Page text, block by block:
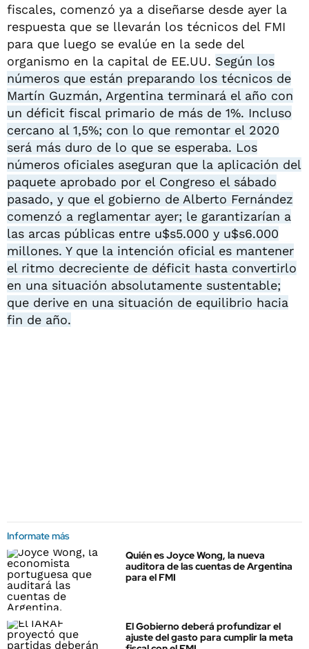
fiscales, comenzó ya a diseñarse desde ayer la
respuesta que se llevarán los técnicos del FMI
para que luego se evalúe en la sede del
organismo en la capital de EE.UU. Según los
números que están preparando los técnicos de
Martín Guzmán, Argentina terminará el año con
un déficit fiscal primario de más de 1%. Incluso
cercano al 1,5%; con lo que remontar el 2020
será más duro de lo que se esperaba. Los
números oficiales aseguran que la aplicación del
paquete aprobado por el Congreso el sábado
pasado, y que el gobierno de Alberto Fernández
comenzó a reglamentar ayer; le garantizarían a
las arcas públicas entre u$s5.000 y u$s6.000
millones. Y que la intención oficial es mantener
el ritmo decreciente de déficit hasta convertirlo
en una situación absolutamente sustentable;
que derive en una situación de equilibrio hacia
fin de año.
Informate más
Quién es Joyce Wong, la nueva
auditora de las cuentas de Argentina
para el FMI
El Gobierno deberá profundizar el
ajuste del gasto para cumplir la meta